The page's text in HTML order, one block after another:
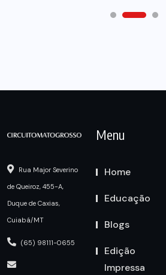
Rua Major Severino
de Queiroz, 455-A,
Duque de Caxias,
Cuiabá/MT
(65) 98111-0655
Menu
Home
Educação
Blogs
Edição
Impressa